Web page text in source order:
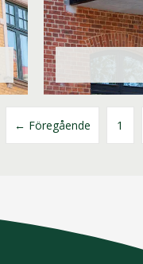
← Föregående 1